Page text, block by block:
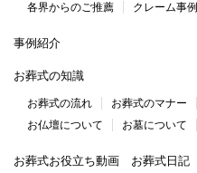
各界からのご推薦 クレーム事例
事例紹介
お葬式の知識
お葬式の流れ お葬式のマナー
お仏壇について
お墓について
お葬式お役立ち動画 お葬式日記